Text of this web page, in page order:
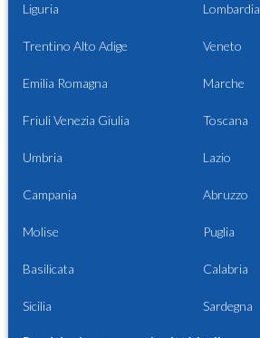
Liguria Lombardia
Trentino Alto Adige Veneto
Emilia Romagna Marche
Friuli Venezia Giulia Toscana
Umbria Lazio
Campania Abruzzo
Molise Puglia
Basilicata Calabria
Sicilia Sardegna